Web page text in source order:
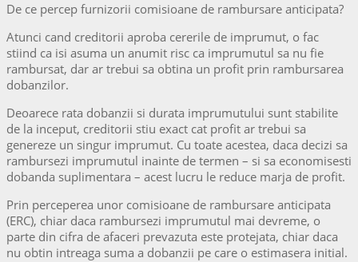
De ce percep furnizorii comisioane de rambursare anticipata?
Atunci cand creditorii aproba cererile de imprumut, o fac
stiind ca isi asuma un anumit risc ca imprumutul sa nu fie
rambursat, dar ar trebui sa obtina un profit prin rambursarea
dobanzilor.
Deoarece rata dobanzii si durata imprumutului sunt stabilite
de la inceput, creditorii stiu exact cat profit ar trebui sa
genereze un singur imprumut. Cu toate acestea, daca decizi sa
rambursezi imprumutul inainte de termen – si sa economisesti
dobanda suplimentara – acest lucru le reduce marja de profit.
Prin perceperea unor comisioane de rambursare anticipata
(ERC), chiar daca rambursezi imprumutul mai devreme, o
parte din cifra de afaceri prevazuta este protejata, chiar daca
nu obtin intreaga suma a dobanzii pe care o estimasera initial.